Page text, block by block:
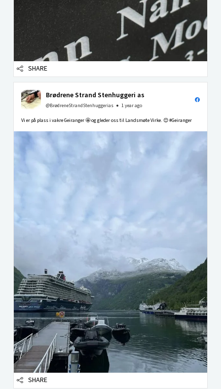
SHARE
Brødrene Strand Stenhuggeri as
@BrødreneStrandStenhuggerias 1 year ago
Vi er på plass i vakre Geiranger 🤩 og gleder oss til Landsmøte Virke. 😊 #Geiranger
SHARE